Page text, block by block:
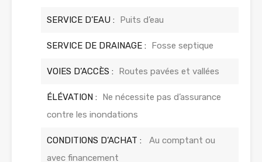
SERVICE D’EAU : Puits d’eau
SERVICE DE DRAINAGE : Fosse septique
VOIES D’ACCÈS : Routes pavées et vallées
ÉLÉVATION : Ne nécessite pas d’assurance
contre les inondations
CONDITIONS D’ACHAT :
Au comptant ou
avec financement